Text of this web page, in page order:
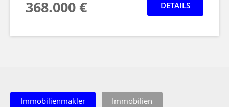
368.000 € DETAILS
Immobilienmakler
Immobilien